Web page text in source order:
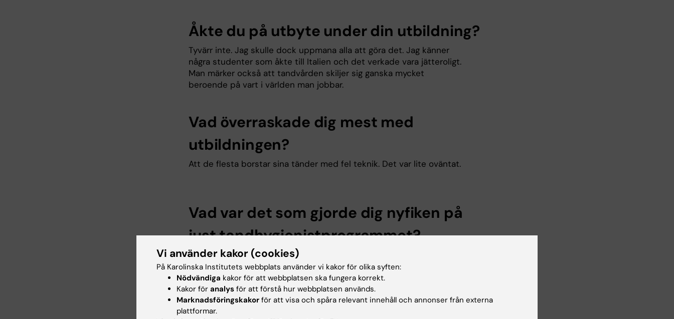
Åkte du på utbyte under din utbildning?
Tyvärr inte. Jag skulle dock uppmana alla att göra det. Jag känner
några studenter som åkte till Italien och det verkade vara jätteroligt.
Man märker också att tandvården skiljer sig ganska mycket
beroende på vart i världen man jobbar.
Vad överraskade dig mest med
utbildningen?
Att de flesta borstar sina tänder med fel teknik. Det var lite oväntat.
Vad var det som gjorde dig nyfiken på
just tandhygienistprogrammet?
Det stod mellan två val, antingen sjuksköterska eller tandhygienist.
Jag hade tidigare läst till jurist precis skaffat en lägenhet. Sen tyckte
jag att juristprogrammet var tråkigt och kunde inte se mig själv jobba
som jurist. Jag tog därför beslutet att byta program och då kändes
tandhygienist rätt.
Vi använder kakor (cookies)
På Karolinska Institutets webbplats använder vi kakor för olika syften:
Nödvändiga kakor för att webbplatsen ska fungera korrekt.
Kakor för analys för att förstå hur webbplatsen används.
Marknadsföringskakor för att visa och spåra relevant innehåll och annonser från externa
plattformar.